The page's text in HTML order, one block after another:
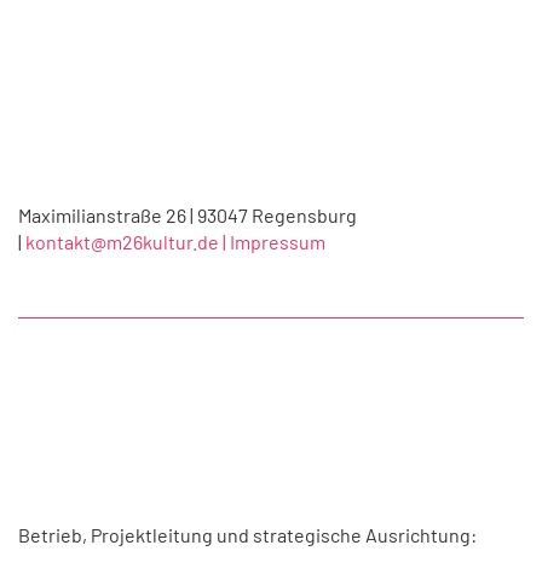
Maximilianstraße 26 | 93047 Regensburg
| kontakt@m26kultur.de | Impressum
Betrieb, Projektleitung und strategische Ausrichtung: